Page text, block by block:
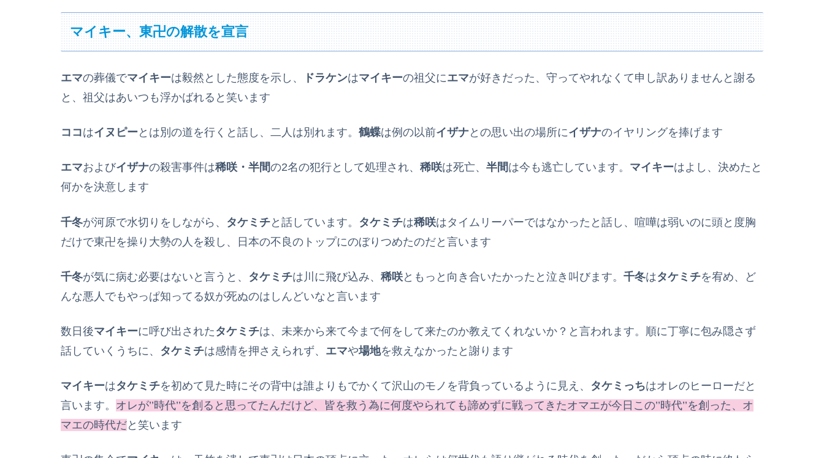
マイキー、東卍の解散を宣言
エマの葬儀でマイキーは毅然とした態度を示し、 ドラケンはマイキーの祖父にエマが好きだった、守ってやれなくて申し訳ありませんと謝る
と、祖父はあいつも浮かばれると笑います
ココはイヌピーとは別の道を行くと話し、二人は別れます。 鶴蝶は例の以前イザナとの思い出の場所にイザナのイヤリングを捧げます
エマおよびイザナの殺害事件は稀咲・半間の2名の犯行として処理され、 稀咲は死亡、 半間は今も逃亡しています。 マイキーはよし、決めたと
何かを決意します
千冬が河原で水切りをしながら、 タケミチと話しています。 タケミチは稀咲はタイムリーパーではなかったと話し、喧嘩は弱いのに頭と度胸
だけで東卍を操り大勢の人を殺し、日本の不良のトップにのぼりつめたのだと言います
千冬が気に病む必要はないと言うと、 タケミチは川に飛び込み、 稀咲ともっと向き合いたかったと泣き叫びます。 千冬はタケミチを宥め、ど
んな悪人でもやっぱ知ってる奴が死ぬのはしんどいなと言います
数日後マイキーに呼び出された タケミチは、未来から来て今まで何をして来たのか教えてくれないか？と言われます。順に丁寧に包み隠さず
話していくうちに、 タケミチは感情を押さえられず、 エマや場地を救えなかったと謝ります
マイキーはタケミチを初めて見た時にその背中は誰よりもでかくて沢山のモノを背負っているように見え、 タケミっちはオレのヒーローだと
言います。 オレが’’時代’’を創ると思ってたんだけど、皆を救う為に何度やられても諦めずに戦ってきたオマエが今日この’’時代’’を創った、オ
マエの時代だと笑います